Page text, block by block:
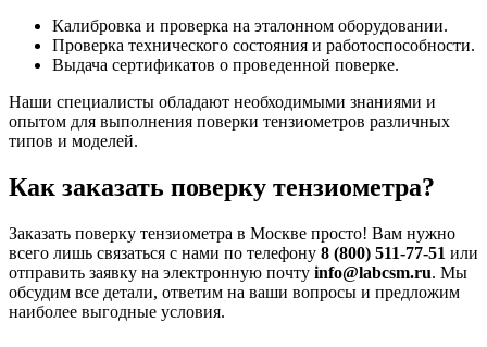
Калибровка и проверка на эталонном оборудовании.
Проверка технического состояния и работоспособности.
Выдача сертификатов о проведенной поверке.
Наши специалисты обладают необходимыми знаниями и
опытом для выполнения поверки тензиометров различных
типов и моделей.
Как заказать поверку тензиометра?
Заказать поверку тензиометра в Москве просто! Вам нужно
всего лишь связаться с нами по телефону 8 (800) 511-77-51 или
отправить заявку на электронную почту info@labcsm.ru. Мы
обсудим все детали, ответим на ваши вопросы и предложим
наиболее выгодные условия.